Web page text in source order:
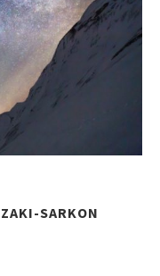
SARKON